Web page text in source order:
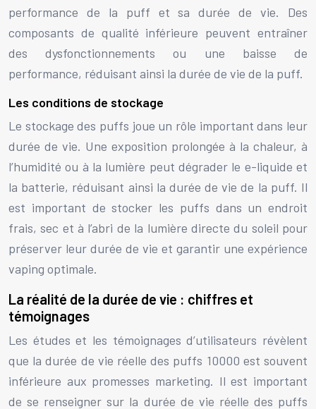
performance de la puff et sa durée de vie. Des
composants de qualité inférieure peuvent entraîner
des dysfonctionnements ou une baisse de
performance, réduisant ainsi la durée de vie de la puff.
Les conditions de stockage
Le stockage des puffs joue un rôle important dans leur
durée de vie. Une exposition prolongée à la chaleur, à
l’humidité ou à la lumière peut dégrader le e-liquide et
la batterie, réduisant ainsi la durée de vie de la puff. Il
est important de stocker les puffs dans un endroit
frais, sec et à l’abri de la lumière directe du soleil pour
préserver leur durée de vie et garantir une expérience
vaping optimale.
La réalité de la durée de vie : chiffres et
témoignages
Les études et les témoignages d’utilisateurs révèlent
que la durée de vie réelle des puffs 10000 est souvent
inférieure aux promesses marketing. Il est important
de se renseigner sur la durée de vie réelle des puffs